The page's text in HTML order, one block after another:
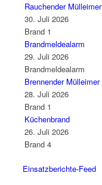
Rauchender Mülleimer
30. Juli 2026
Brand 1
Brandmeldealarm
29. Juli 2026
Brandmeldealarm
Brennender Mülleimer
28. Juli 2026
Brand 1
Küchenbrand
26. Juli 2026
Brand 4
Einsatzberichte-Feed